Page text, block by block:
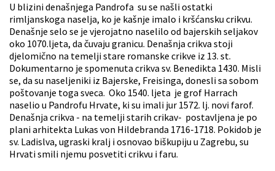
U blizini denašnjega Pandrofa su se našli ostatki
rimljanskoga naselja, ko je kašnje imalo i kršćansku crikvu.
Denašnje selo se je vjerojatno naselilo od bajerskih seljakov
oko 1070.ljeta, da čuvaju granicu. Denašnja crikva stoji
djelomično na temelji stare romanske crikve iz 13. st.
Dokumentarno je spomenuta crikva sv. Benedikta 1430. Misli
se, da su naseljeniki iz Bajerske, Freisinga, donesli sa sobom
poštovanje toga sveca. Oko 1540. ljeta je grof Harrach
naselio u Pandrofu Hrvate, ki su imali jur 1572. lj. novi farof.
Denašnja crikva - na temelji starih crikav- postavljena je po
plani arhitekta Lukas von Hildebranda 1716-1718. Pokidob je
sv. Ladislva, ugraski kralj i osnovao biškupiju u Zagrebu, su
Hrvati smili njemu posvetiti crikvu i faru.